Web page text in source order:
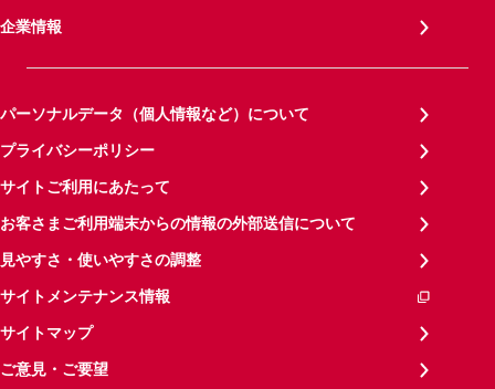
企業情報
パーソナルデータ（個人情報など）について
プライバシーポリシー
サイトご利用にあたって
お客さまご利用端末からの情報の外部送信について
見やすさ・使いやすさの調整
サイトメンテナンス情報
サイトマップ
ご意見・ご要望